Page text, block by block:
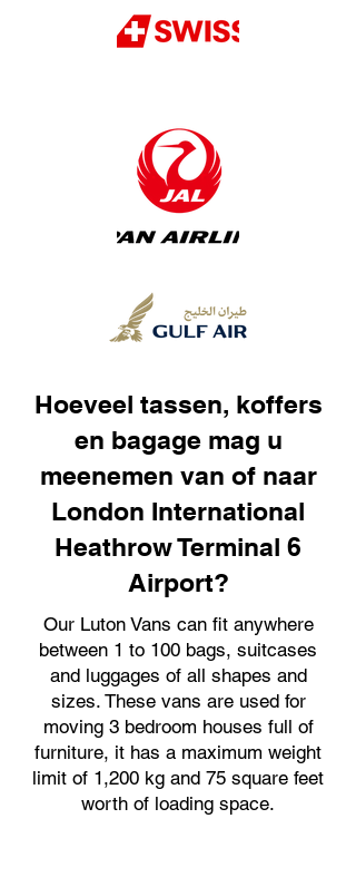
Hoeveel tassen, koffers
en bagage mag u
meenemen van of naar
London International
Heathrow Terminal 6
Airport?
Our Luton Vans can fit anywhere
between 1 to 100 bags, suitcases
and luggages of all shapes and
sizes. These vans are used for
moving 3 bedroom houses full of
furniture, it has a maximum weight
limit of 1,200 kg and 75 square feet
worth of loading space.